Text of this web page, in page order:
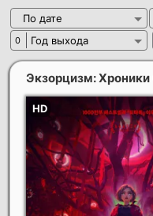
По дате
0 Год выхода
Экзорцизм: Хроники